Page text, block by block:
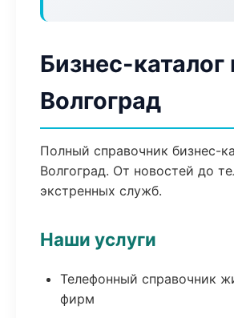
Бизнес-каталог
Волгоград
Полный справочник бизнес-
Волгоград. От новостей до
экстренных служб.
Наши услуги
Телефонный справочник
фирм